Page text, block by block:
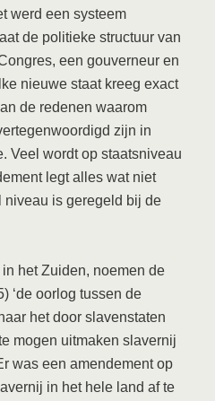
werd een systeem
de politieke structuur van
een gouverneur en
nieuwe staat kreeg exact
de redenen waarom
zijn in
Veel wordt op staatsniveau
legt alles wat niet
niveau is geregeld bij de
het Zuiden, noemen de
‘de oorlog tussen de
het door slavenstaten
mogen uitmaken slavernij
was een amendement op
in het hele land af te